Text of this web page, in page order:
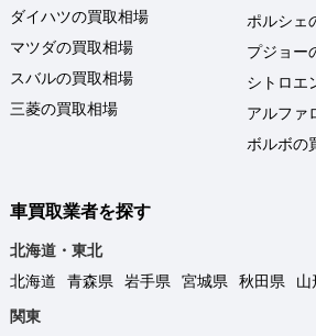
ダイハツの買取相場
マツダの買取相場
スバルの買取相場
三菱の買取相場
ポルシェ
プジョー
シトロエ
アルファ
ボルボの
車買取業者を探す
北海道・東北
北海道
青森県 岩手県 宮城県 秋田県 山
関東